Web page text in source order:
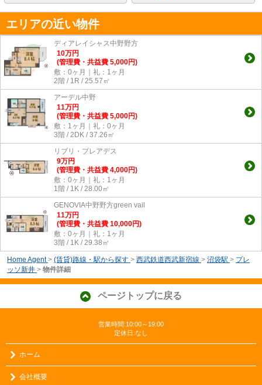
エリアの近い物件
ディアレイシャス中野野方
10万円
(管理費・共益費 5,000円)
敷：0ヶ月｜礼：1ヶ月
2階 / 1R / 25.57㎡
アーデル中野
11万円
(管理費・共益費 5,000円)
敷：1ヶ月｜礼：0ヶ月
3階 / 2DK / 37.26㎡
リブリ・プレアデス
9万円
(管理費・共益費 4,000円)
敷：0ヶ月｜礼：1ヶ月
1階 / 1K / 28.00㎡
GENOVIA中野野方green vail
11万円
(管理費・共益費 10,000円)
敷：0ヶ月｜礼：1ヶ月
3階 / 1K / 29.38㎡
Home Agent > (賃貸)路線・駅から探す > 西武鉄道西武新宿線 > 沼袋駅 > プレ
ッソ新井 > 物件詳細
ページトップに戻る
営業時間:10:00～19:00
定休日:なし
ホーム
会社概要